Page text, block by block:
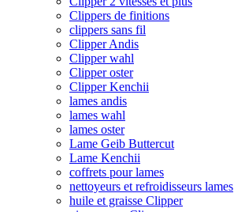
Clippers de finitions
clippers sans fil
Clipper Andis
Clipper wahl
Clipper oster
Clipper Kenchii
lames andis
lames wahl
lames oster
Lame Geib Buttercut
Lame Kenchii
coffrets pour lames
nettoyeurs et refroidisseurs lames
huile et graisse Clipper